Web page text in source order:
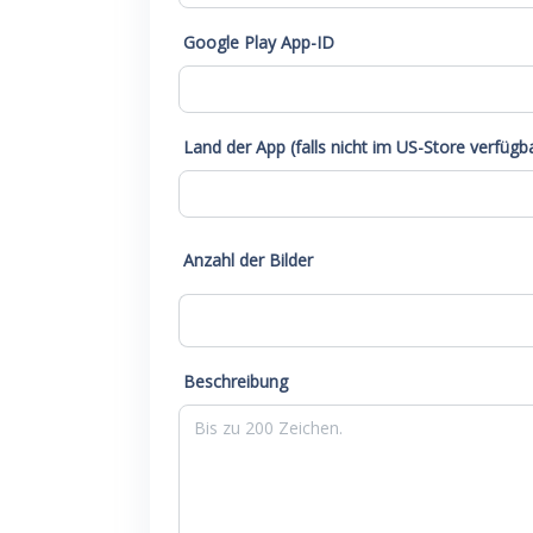
Google Play App-ID
Land der App (falls nicht im US-Store
Anzahl der Bilder
Beschreibung